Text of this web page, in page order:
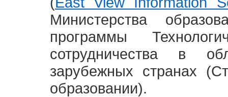
Министерства
программы
сотрудничества в
зарубежных странах
образовании).